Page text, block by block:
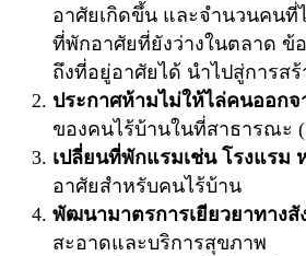
อาศัยเกิดขึ้น และจำนวนคน
ที่พักอาศัยที่ยังว่างในตลาด ข้
ถึงที่อยู่อาศัยได้ นำไปสู่การส
ประกาศห้ามไม่ให้ไล่คนออก
ของคนไร้บ้านในที่สาธารณะ
เปลี่ยนที่พักแรมเช่น โรงแรม
อาศัยสำหรับคนไร้บ้าน
พัฒนามาตรการเยียวยาทางสั
สะอาดและบริการสุขภาพ